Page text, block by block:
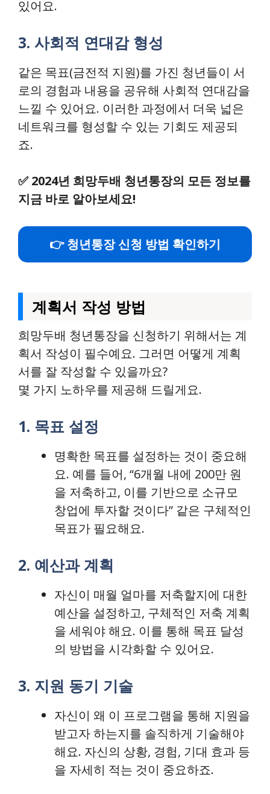
있어요.
3. 사회적 연대감 형성
같은 목표(금전적 지원)를 가진 청년들이 서
로의 경험과 내용을 공유해 사회적 연대감을
느낄 수 있어요. 이러한 과정에서 더욱 넓은
네트워크를 형성할 수 있는 기회도 제공되
죠.
✅ 2024년 희망두배 청년통장의 모든 정보를
지금 바로 알아보세요!
👉 청년통장 신청 방법 확인하기
계획서 작성 방법
희망두배 청년통장을 신청하기 위해서는 계
획서 작성이 필수예요. 그러면 어떻게 계획
서를 잘 작성할 수 있을까요?
몇 가지 노하우를 제공해 드릴게요.
1. 목표 설정
명확한 목표를 설정하는 것이 중요해
요. 예를 들어, “6개월 내에 200만 원
을 저축하고, 이를 기반으로 소규모
창업에 투자할 것이다” 같은 구체적인
목표가 필요해요.
2. 예산과 계획
자신이 매월 얼마를 저축할지에 대한
예산을 설정하고, 구체적인 저축 계획
을 세워야 해요. 이를 통해 목표 달성
의 방법을 시각화할 수 있어요.
3. 지원 동기 기술
자신이 왜 이 프로그램을 통해 지원을
받고자 하는지를 솔직하게 기술해야
해요. 자신의 상황, 경험, 기대 효과 등
을 자세히 적는 것이 중요하죠.